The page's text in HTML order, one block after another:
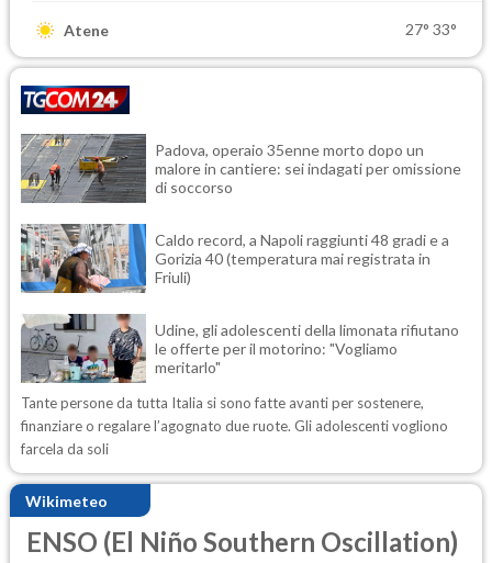
Atene 27° 33°
Padova, operaio 35enne morto dopo un
malore in cantiere: sei indagati per omissione
di soccorso
Caldo record, a Napoli raggiunti 48 gradi e a
Gorizia 40 (temperatura mai registrata in
Friuli)
Udine, gli adolescenti della limonata rifiutano
le offerte per il motorino: "Vogliamo
meritarlo"
Tante persone da tutta Italia si sono fatte avanti per sostenere,
finanziare o regalare l’agognato due ruote. Gli adolescenti vogliono
farcela da soli
Wikimeteo
ENSO (El Niño Southern Oscillation)